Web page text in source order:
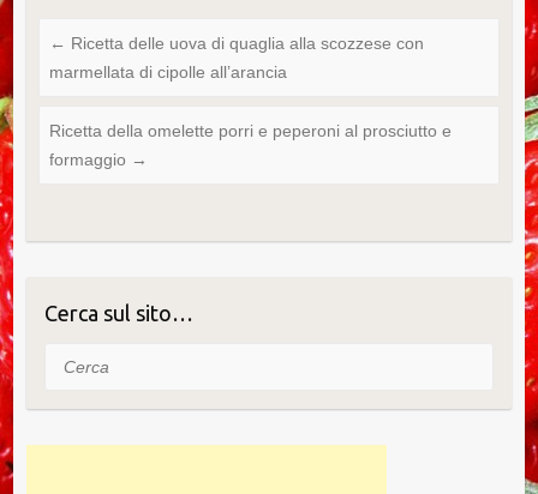
← Ricetta delle uova di quaglia alla scozzese con
marmellata di cipolle all’arancia
Ricetta della omelette porri e peperoni al prosciutto e
formaggio →
Cerca sul sito…
Cerca